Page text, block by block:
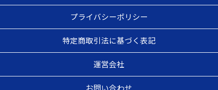
プライバシーポリシー
特定商取引法に基づく表記
運営会社
お問い合わせ